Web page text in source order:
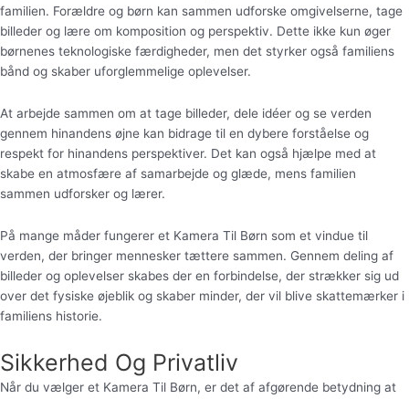
familien. Forældre og børn kan sammen udforske omgivelserne, tage
billeder og lære om komposition og perspektiv. Dette ikke kun øger
børnenes teknologiske færdigheder, men det styrker også familiens
bånd og skaber uforglemmelige oplevelser.
At arbejde sammen om at tage billeder, dele idéer og se verden
gennem hinandens øjne kan bidrage til en dybere forståelse og
respekt for hinandens perspektiver. Det kan også hjælpe med at
skabe en atmosfære af samarbejde og glæde, mens familien
sammen udforsker og lærer.
På mange måder fungerer et Kamera Til Børn som et vindue til
verden, der bringer mennesker tættere sammen. Gennem deling af
billeder og oplevelser skabes der en forbindelse, der strækker sig ud
over det fysiske øjeblik og skaber minder, der vil blive skattemærker i
familiens historie.
Sikkerhed Og Privatliv
Når du vælger et Kamera Til Børn, er det af afgørende betydning at